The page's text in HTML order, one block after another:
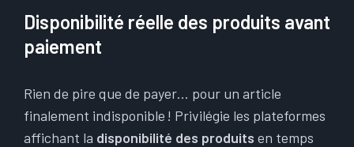
Disponibilité réelle des produits avant
paiement
Rien de pire que de payer… pour un article
finalement indisponible ! Privilégie les plateformes
affichant la disponibilité des produits en temps